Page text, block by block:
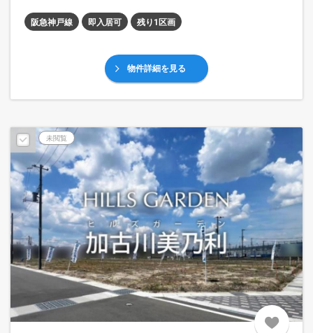
阪急神戸線 即入居可 残り1区画
物件詳細を見る
未閲覧